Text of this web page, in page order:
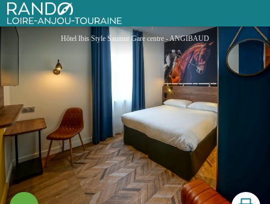
Rando Loire-Anjou-Touraine
Hôtel Ibis Styles Saumur Gare Centre
Hôtel Ibis Style Saumur Gare centre - ANGIBAUD
Imprimer